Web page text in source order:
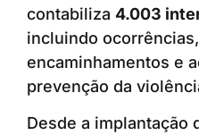
contabiliza 4.003
incluindo
encaminhamentos e
prevenção da
Desde a implantação